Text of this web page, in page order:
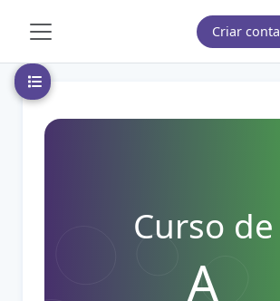
Criar conta
Abrir índice do curso
Curso de
A